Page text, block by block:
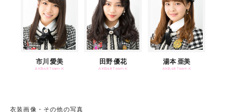
市川 愛美
AKB48 Team K
田野 優花
AKB48 Team K
湯本 亜美
AKB48 Team K
衣装画像・その他の写真